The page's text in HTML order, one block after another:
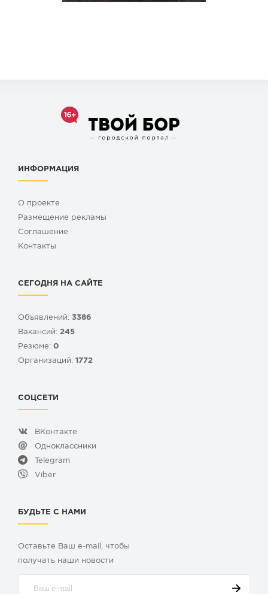
ИНФОРМАЦИЯ
О проекте
Размещение рекламы
Cоглашение
Контакты
СЕГОДНЯ НА САЙТЕ
Объявлений: 3386
Вакансий: 245
Резюме: 0
Организаций: 1772
СОЦСЕТИ
ВКонтакте
Одноклассники
Telegram
Viber
БУДЬТЕ С НАМИ
Оставьте Ваш e-mail, чтобы
получать наши новости